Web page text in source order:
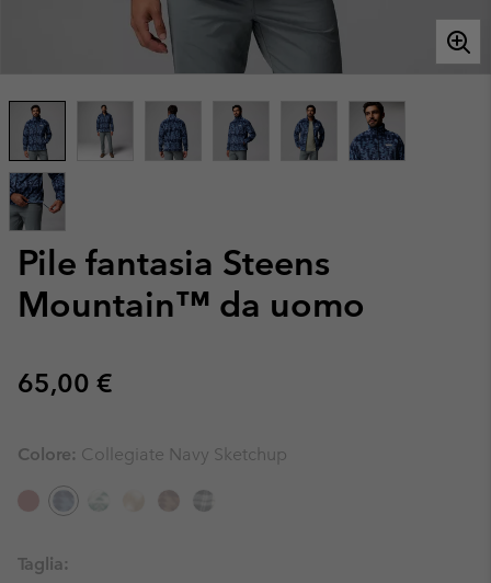
Pile fantasia Steens
Mountain™ da uomo
Regular price:
65,00 €
Colore: Collegiate Navy Sketchup
Taglia: